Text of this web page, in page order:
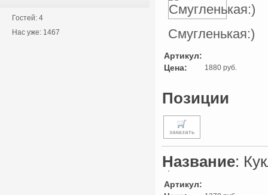
Смугленькая:)
Артикул:
Цена:
1880 руб.
Позиции
заказать
Название:
Артикул:
Гостей: 4
Нас уже: 1467